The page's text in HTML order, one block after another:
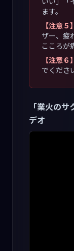
ます。
【注意５】
ザー、疲
こころが
【注意６】
でくださ
「業火の
デオ